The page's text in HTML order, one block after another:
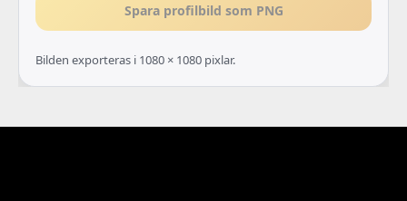
Spara profilbild som PNG
Bilden exporteras i 1080 × 1080 pixlar.